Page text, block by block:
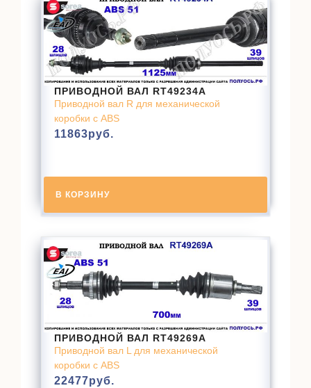
ПРИВОДНОЙ ВАЛ RT49234A
Приводной вал R для механической
коробки с ABS
11863руб.
В КОРЗИНУ
ПРИВОДНОЙ ВАЛ RT49269A
Приводной вал L для механической
коробки с ABS
22477руб.